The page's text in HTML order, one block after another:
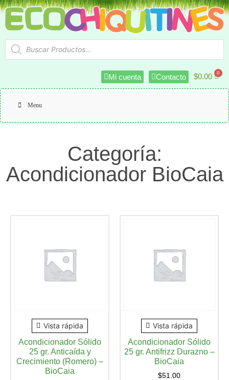
Mi cuenta Contacto $0.00
Menu
Categoría:
Acondicionador BioCaia
Vista rápida
Acondicionador Sólido
25 gr. Anticaída y
Crecimiento (Romero) –
BioCaia
Vista rápida
Acondicionador Sólido
25 gr. Antifrizz Durazno –
BioCaia
$51.00